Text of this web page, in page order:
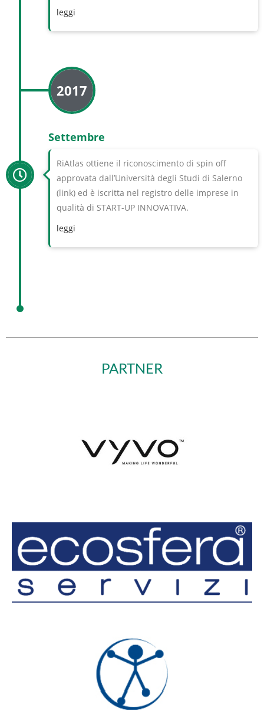
leggi
2017
Settembre
RiAtlas ottiene il riconoscimento di spin off
approvata dall’Università degli Studi di Salerno
(link) ed è iscritta nel registro delle imprese in
qualità di START-UP INNOVATIVA.
leggi
PARTNER